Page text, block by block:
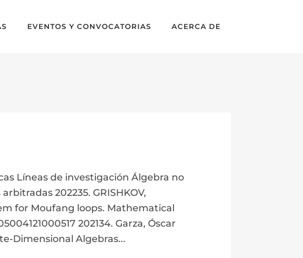
EVENTOS Y CONVOCATORIAS ACERCA DE
Líneas de investigación Álgebra no
202235. GRISHKOV,
for Moufang loops. Mathematical
202134. Garza, Óscar
Dimensional Algebras...